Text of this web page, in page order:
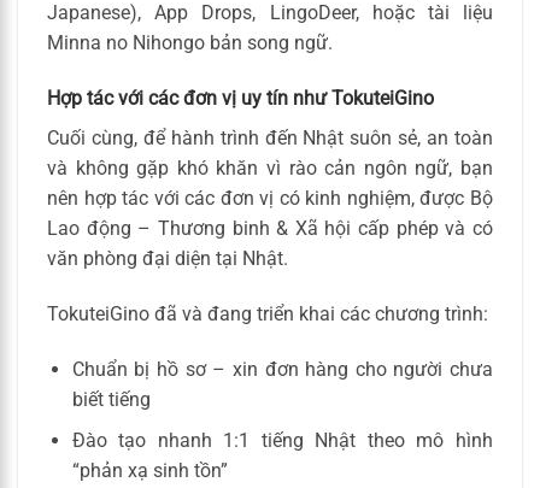
Japanese), App Drops, LingoDeer, hoặc tài liệu
Minna no Nihongo bản song ngữ.
Hợp tác với các đơn vị uy tín như TokuteiGino
Cuối cùng, để hành trình đến Nhật suôn sẻ, an toàn
và không gặp khó khăn vì rào cản ngôn ngữ, bạn
nên hợp tác với các đơn vị có kinh nghiệm, được Bộ
Lao động – Thương binh & Xã hội cấp phép và có
văn phòng đại diện tại Nhật.
TokuteiGino đã và đang triển khai các chương trình:
Chuẩn bị hồ sơ – xin đơn hàng cho người chưa
biết tiếng
Đào tạo nhanh 1:1 tiếng Nhật theo mô hình
“phản xạ sinh tồn”